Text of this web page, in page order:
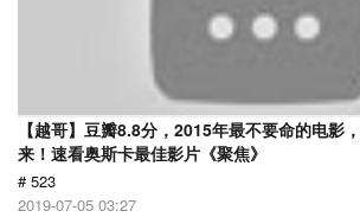
【越哥】豆瓣8.8分，2015年最不要命的电影
来！速看奥斯卡最佳影片《聚焦》
# 523
2019-07-05 03:27